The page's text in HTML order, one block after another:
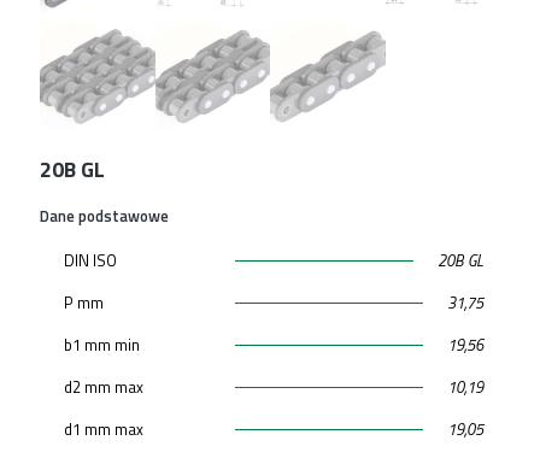
20B GL
Dane podstawowe
DIN ISO
20B GL
P mm
31,75
b1 mm min
19,56
d2 mm max
10,19
d1 mm max
19,05